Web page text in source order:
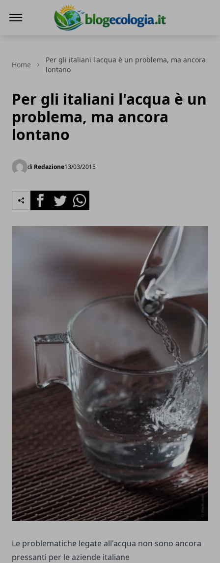
Home
Per gli italiani l'acqua è un problema, ma ancora
lontano
Per gli italiani l'acqua è un
problema, ma ancora
lontano
di Redazione13/03/2015
FacebookTwitterWhatsapp
Le problematiche legate all'acqua non sono ancora
pressanti per le aziende italiane